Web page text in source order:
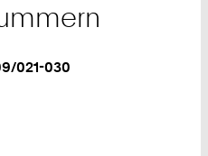
021-030